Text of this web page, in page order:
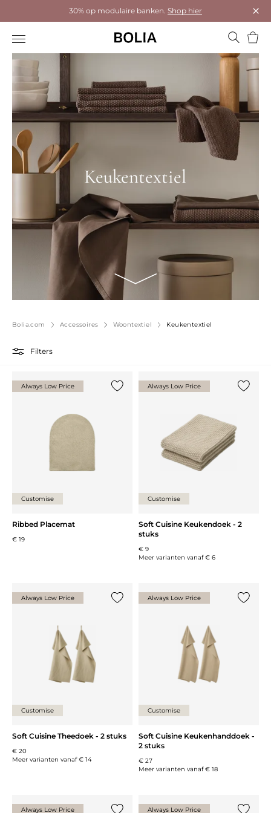
30% op modulaire banken. Shop hier
Keukentextiel
Bolia.com Accessoires Woontextiel Keukentextiel
Filters
Always Low Price
Customise
Ribbed Placemat
€ 19
Always Low Price
Customise
Soft Cuisine Keukendoek - 2
stuks
€ 9
Meer varianten vanaf€ 6
Always Low Price
Customise
Soft Cuisine Theedoek - 2 stuks
€ 20
Meer varianten vanaf€ 14
Always Low Price
Customise
Soft Cuisine Keukenhanddoek -
2 stuks
€ 27
Meer varianten vanaf€ 18
Always Low Price Always Low Price